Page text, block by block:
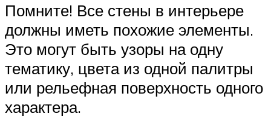
Помните! Все стены в интерьере
должны иметь похожие элементы.
Это могут быть узоры на одну
тематику, цвета из одной палитры
или рельефная поверхность одного
характера.